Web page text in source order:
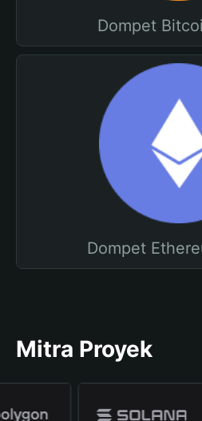
Dompet
Dompet
Mitra Proyek